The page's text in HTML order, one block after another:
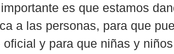
es que estamos
a las personas, para que
y para que niñas y